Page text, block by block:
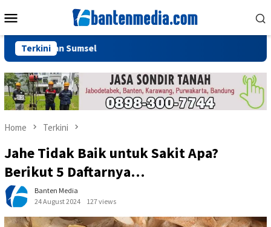
to
Menu
TerkiniSumsel
Home Terkini
Jahe Tidak Baik untuk Sakit Apa?
Berikut 5 Daftarnya…
Banten Media
24 August 2024
127 views